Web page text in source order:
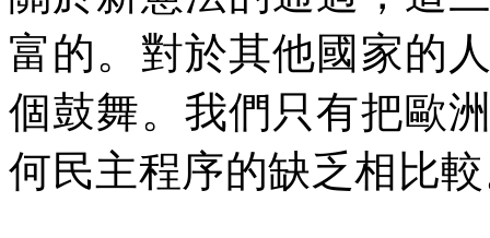
富的。對於其他國家的
個鼓舞。我們只有把歐
何民主程序的缺乏相比